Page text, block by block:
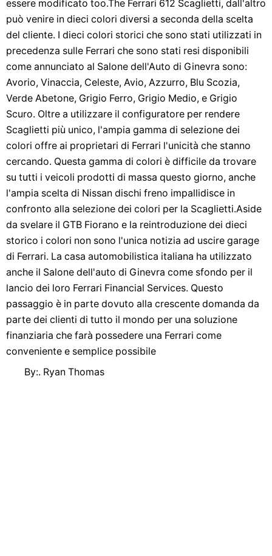
essere modificato too.The Ferrari 612 Scaglietti, dall'altro
può venire in dieci colori diversi a seconda della scelta
del cliente. I dieci colori storici che sono stati utilizzati in
precedenza sulle Ferrari che sono stati resi disponibili
come annunciato al Salone dell'Auto di Ginevra sono:
Avorio, Vinaccia, Celeste, Avio, Azzurro, Blu Scozia,
Verde Abetone, Grigio Ferro, Grigio Medio, e Grigio
Scuro. Oltre a utilizzare il configuratore per rendere
Scaglietti più unico, l'ampia gamma di selezione dei
colori offre ai proprietari di Ferrari l'unicità che stanno
cercando. Questa gamma di colori è difficile da trovare
su tutti i veicoli prodotti di massa questo giorno, anche
l'ampia scelta di Nissan dischi freno impallidisce in
confronto alla selezione dei colori per la Scaglietti.Aside
da svelare il GTB Fiorano e la reintroduzione dei dieci
storico i colori non sono l'unica notizia ad uscire garage
di Ferrari. La casa automobilistica italiana ha utilizzato
anche il Salone dell'auto di Ginevra come sfondo per il
lancio dei loro Ferrari Financial Services. Questo
passaggio è in parte dovuto alla crescente domanda da
parte dei clienti di tutto il mondo per una soluzione
finanziaria che farà possedere una Ferrari come
conveniente e semplice possibile
By:. Ryan Thomas